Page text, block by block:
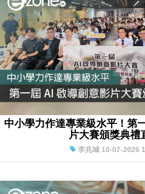
中小學力作達專業級水平！第
片大賽頒獎典禮
李兆城 10-07-2026